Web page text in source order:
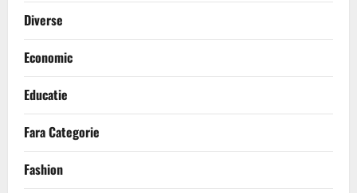
Diverse
Economic
Educatie
Fara Categorie
Fashion